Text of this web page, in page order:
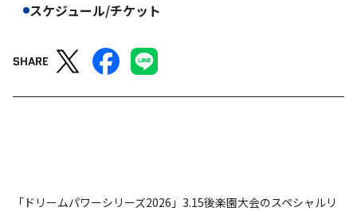
スケジュール/チケット
SHARE
「ドリームパワーシリーズ2026」3.15後楽園大会のスペシャルリ